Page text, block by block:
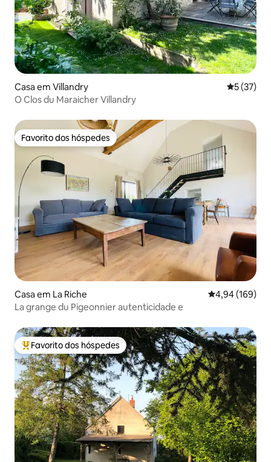
Casa em Villandry
5 (37)
O Clos du Maraicher Villandry
Favorito dos hóspedes
Favorito dos hóspedes
Casa em La Riche Classificação
4,94 (169)
La grange du Pigeonnier autenticidade e
Favoritos dos hóspedes mais apreciados
Favorito dos hóspedes